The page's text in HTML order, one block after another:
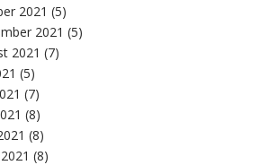
2021 (5)
2021 (5)
2021 (7)
(5)
(7)
(8)
(8)
(8)